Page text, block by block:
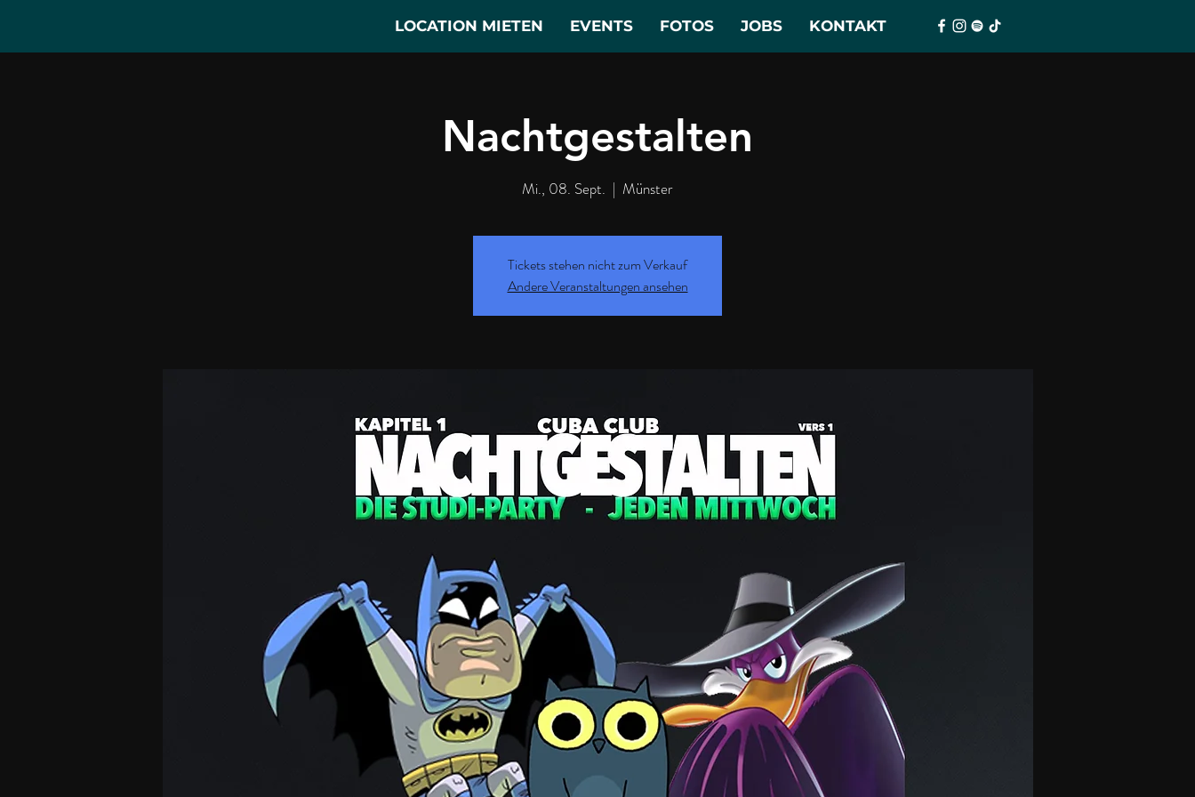
LOCATION MIETEN EVENTS FOTOS JOBS KONTAKT
Nachtgestalten
Mi., 08. Sept.
  |
Münster
Tickets stehen nicht zum Verkauf
Andere Veranstaltungen ansehen